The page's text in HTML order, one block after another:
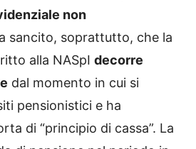
non
sancito, soprattutto, che la
alla NASpI decorre
dal momento in cui si
pensionistici e ha
di “principio di cassa”. La